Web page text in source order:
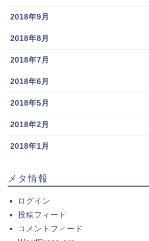
2018年9月
2018年8月
2018年7月
2018年6月
2018年5月
2018年2月
2018年1月
メタ情報
ログイン
投稿フィード
コメントフィード